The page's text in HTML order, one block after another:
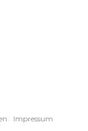
Impressum